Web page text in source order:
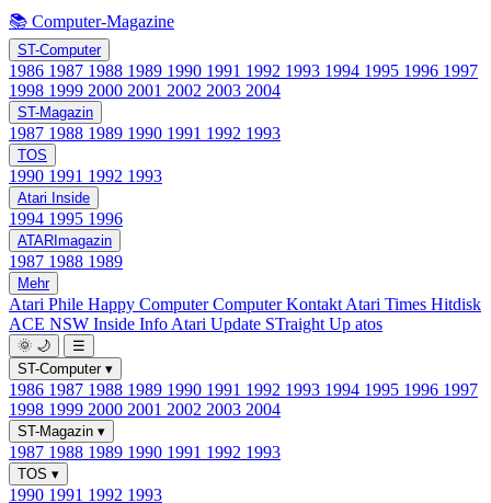
📚 Computer-Magazine
ST-Computer
1986 1987 1988 1989 1990 1991 1992 1993 1994 1995 1996 1997
1998 1999 2000 2001 2002 2003 2004
ST-Magazin
1987 1988 1989 1990 1991 1992 1993
TOS
1990 1991 1992 1993
Atari Inside
1994 1995 1996
ATARImagazin
1987 1988 1989
Mehr
Atari Phile Happy ComputerComputer Kontakt Atari Times Hitdisk
ACE NSW Inside Info Atari Update STraight Up atos
🌞 🌙
☰
ST-Computer ▾
1986 1987 1988 1989 1990 1991 1992 1993 1994 1995 1996 1997
1998 1999 2000 2001 2002 2003 2004
ST-Magazin ▾
1987 1988 1989 1990 1991 1992 1993
TOS ▾
1990 1991 1992 1993